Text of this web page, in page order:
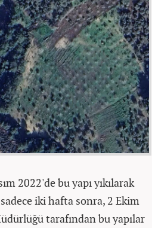
2022'de bu yapı yıkılarak
iki hafta sonra, 2 Ekim
tarafından bu yapılar